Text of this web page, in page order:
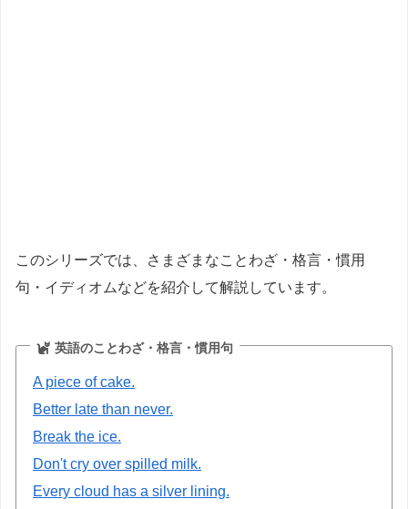
このシリーズでは、さまざまなことわざ・格言・慣用
句・イディオムなどを紹介して解説しています。
英語のことわざ・格言・慣用句
A piece of cake.
Better late than never.
Break the ice.
Don't cry over spilled milk.
Every cloud has a silver lining.